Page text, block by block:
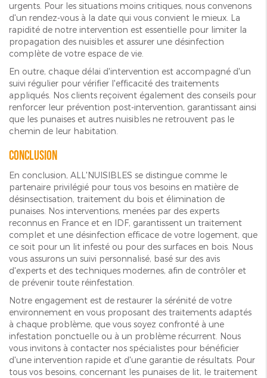
urgents. Pour les situations moins critiques, nous convenons
d'un rendez-vous à la date qui vous convient le mieux. La
rapidité de notre intervention est essentielle pour limiter la
propagation des nuisibles et assurer une désinfection
complète de votre espace de vie.
En outre, chaque délai d'intervention est accompagné d'un
suivi régulier pour vérifier l'efficacité des traitements
appliqués. Nos clients reçoivent également des conseils pour
renforcer leur prévention post-intervention, garantissant ainsi
que les punaises et autres nuisibles ne retrouvent pas le
chemin de leur habitation.
Conclusion
En conclusion, ALL'NUISIBLES se distingue comme le
partenaire privilégié pour tous vos besoins en matière de
désinsectisation, traitement du bois et élimination de
punaises. Nos interventions, menées par des experts
reconnus en France et en IDF, garantissent un traitement
complet et une désinfection efficace de votre logement, que
ce soit pour un lit infesté ou pour des surfaces en bois. Nous
vous assurons un suivi personnalisé, basé sur des avis
d'experts et des techniques modernes, afin de contrôler et
de prévenir toute réinfestation.
Notre engagement est de restaurer la sérénité de votre
environnement en vous proposant des traitements adaptés
à chaque problème, que vous soyez confronté à une
infestation ponctuelle ou à un problème récurrent. Nous
vous invitons à contacter nos spécialistes pour bénéficier
d'une intervention rapide et d'une garantie de résultats. Pour
tous vos besoins, concernant les punaises de lit, le traitement